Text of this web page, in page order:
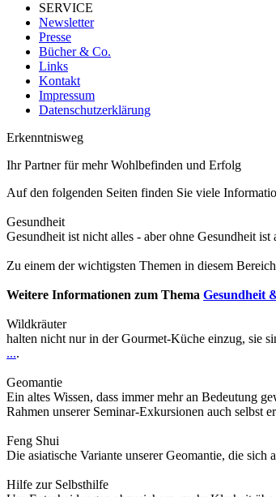
SERVICE
Newsletter
Presse
Bücher & Co.
Links
Kontakt
Impressum
Datenschutzerklärung
Erkenntnisweg
Ihr Partner für mehr Wohlbefinden und Erfolg
Auf den folgenden Seiten finden Sie viele
Gesundheit
Gesundheit ist nicht alles - aber ohne Gesundheit
Zu einem der wichtigsten Themen in diesem
Weitere Informationen zum Thema Gesundheit
Wildkräuter
halten nicht nur in der Gourmet-Küche einzug, sie
....
Geomantie
Ein altes Wissen, dass immer mehr an Bedeutung
Rahmen unserer Seminar-Exkursionen auch selbst
Feng Shui
Die asiatische Variante unserer Geomantie, die
Hilfe zur Selbsthilfe